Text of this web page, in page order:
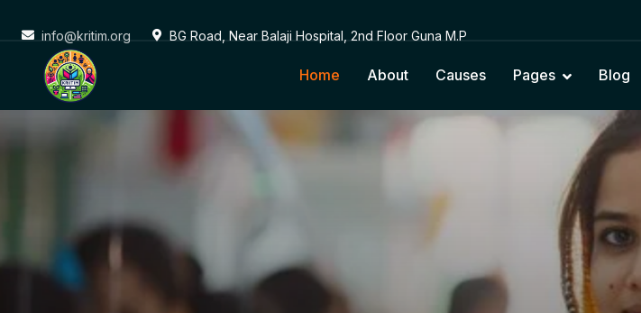
info@kritim.org BG Road, Near Balaji Hospital, 2nd Floor Guna M.P
Home About Causes Pages Blog